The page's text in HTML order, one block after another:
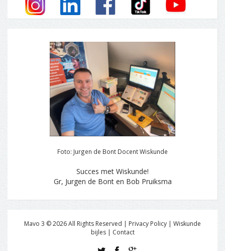
Foto: Jurgen de Bont Docent Wiskunde
Succes met Wiskunde!
Gr, Jurgen de Bont en Bob Pruiksma
Mavo 3 ©2026All Rights Reserved | Privacy Policy | Wiskunde
bijles| Contact